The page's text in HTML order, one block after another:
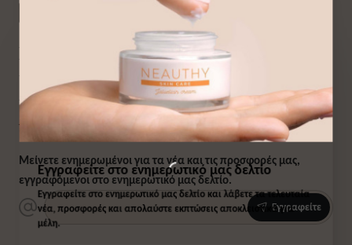
Εγγραφείτε στο ενημερωτικό μας δελτίο
Εγγραφείτε στο ενημερωτικό μας δελτίο και λάβετε τα τελευταία
νέα, προσφορές και απολαύστε εκπτώσεις αποκλειστικά για
μέλη.
Εγγραφείτε στο ενημερωτικό μας δελτίο
και λάβετε τα τελευταία νέα, προσφορές
και απολαύστε εκπτώσεις αποκλειστικά
για μέλη.
Μείνετε ενημερωμένοι για τα νέα και τις προσφορές μας,
εγγραφόμενοι στο ενημερωτικό μας δελτίο.
Εγγραφείτε